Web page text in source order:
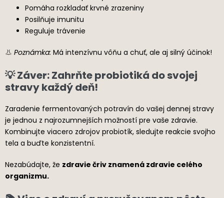
Pomáha rozkladať krvné zrazeniny
Posilňuje imunitu
Reguluje trávenie
👃 Poznámka: Má intenzívnu vôňu a chuť, ale aj silný účinok!
💡 Záver: Zahrňte probiotiká do svojej
stravy každý deň!
Zaradenie fermentovaných potravín do vašej dennej stravy
je jednou z najrozumnejších možností pre vaše zdravie.
Kombinujte viacero zdrojov probiotík, sledujte reakcie svojho
tela a buďte konzistentní.
Nezabúdajte, že zdravie čriv znamená zdravie celého
organizmu.